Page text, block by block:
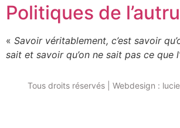
Politiques de
« Savoir véritablement, c’est savoir
sait et savoir qu’on ne sait pas ce que
Tous droits réservés | Webdesign :